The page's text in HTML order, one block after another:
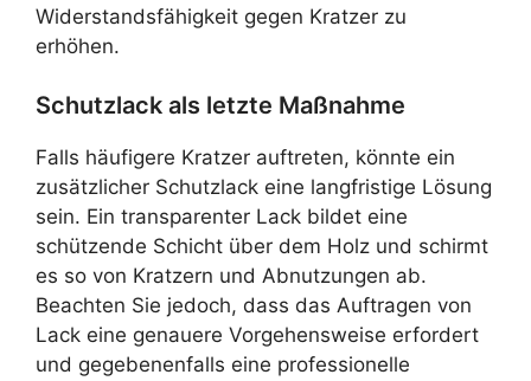
Widerstandsfähigkeit gegen Kratzer zu
erhöhen.
Schutzlack als letzte Maßnahme
Falls häufigere Kratzer auftreten, könnte ein
zusätzlicher Schutzlack eine langfristige Lösung
sein. Ein transparenter Lack bildet eine
schützende Schicht über dem Holz und schirmt
es so von Kratzern und Abnutzungen ab.
Beachten Sie jedoch, dass das Auftragen von
Lack eine genauere Vorgehensweise erfordert
und gegebenenfalls eine professionelle